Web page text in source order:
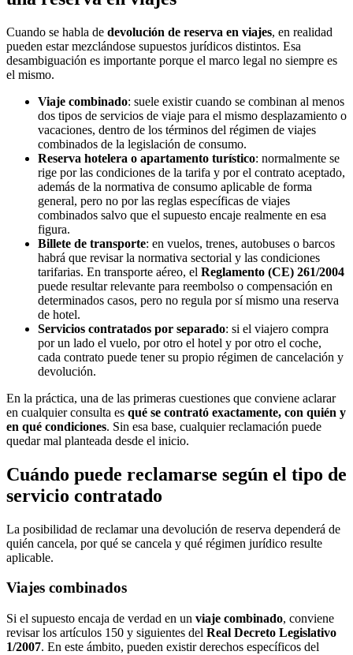
Cuando se habla de devolución de reserva en viajes, en realidad
pueden estar mezclándose supuestos jurídicos distintos. Esa
desambiguación es importante porque el marco legal no siempre es
el mismo.
Viaje combinado: suele existir cuando se combinan al menos
dos tipos de servicios de viaje para el mismo desplazamiento o
vacaciones, dentro de los términos del régimen de viajes
combinados de la legislación de consumo.
Reserva hotelera o apartamento turístico: normalmente se
rige por las condiciones de la tarifa y por el contrato aceptado,
además de la normativa de consumo aplicable de forma
general, pero no por las reglas específicas de viajes
combinados salvo que el supuesto encaje realmente en esa
figura.
Billete de transporte: en vuelos, trenes, autobuses o barcos
habrá que revisar la normativa sectorial y las condiciones
tarifarias. En transporte aéreo, el Reglamento (CE) 261/2004
puede resultar relevante para reembolso o compensación en
determinados casos, pero no regula por sí mismo una reserva
de hotel.
Servicios contratados por separado: si el viajero compra
por un lado el vuelo, por otro el hotel y por otro el coche,
cada contrato puede tener su propio régimen de cancelación y
devolución.
En la práctica, una de las primeras cuestiones que conviene aclarar
en cualquier consulta es qué se contrató exactamente, con quién y
en qué condiciones. Sin esa base, cualquier reclamación puede
quedar mal planteada desde el inicio.
Cuándo puede reclamarse según el tipo de
servicio contratado
La posibilidad de reclamar una devolución de reserva dependerá de
quién cancela, por qué se cancela y qué régimen jurídico resulte
aplicable.
Viajes combinados
Si el supuesto encaja de verdad en un viaje combinado, conviene
revisar los artículos 150 y siguientes del Real Decreto Legislativo
1/2007. En este ámbito, pueden existir derechos específicos del